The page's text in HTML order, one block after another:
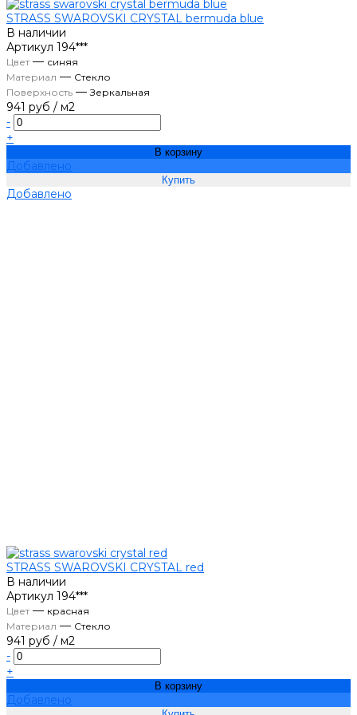
STRASS SWAROVSKI CRYSTAL bermuda blue
В наличии
Артикул 194***
Цвет— синяя
Материал — Стекло
Поверхность —Зеркальная
941 руб / м2
-
+
В корзину
Добавлено
Добавлено
STRASS SWAROVSKI CRYSTAL red
В наличии
Артикул 194***
Цвет— красная
Материал — Стекло
941 руб / м2
-
+
В корзину
Добавлено